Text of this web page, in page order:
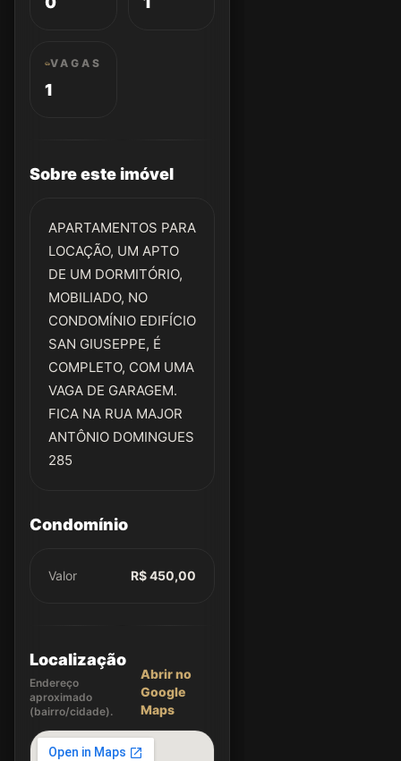
VAGAS
1
Sobre este imóvel
APARTAMENTOS PARA
LOCAÇÃO, UM APTO
DE UM DORMITÓRIO,
MOBILIADO, NO
CONDOMÍNIO EDIFÍCIO
SAN GIUSEPPE, É
COMPLETO, COM UMA
VAGA DE GARAGEM.
FICA NA RUA MAJOR
ANTÔNIO DOMINGUES
285
Condomínio
Valor R$ 450,00
Localização
Endereço
aproximado
(bairro/cidade).
Abrir no
Google
Maps